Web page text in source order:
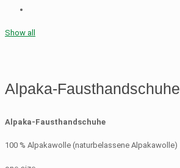
Show all
Alpaka-Fausthandschuhe
Alpaka-Fausthandschuhe
100 % Alpakawolle (naturbelassene Alpakawolle)